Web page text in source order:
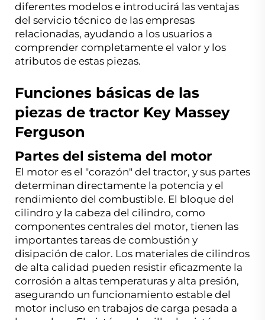
diferentes modelos e introducirá las ventajas
del servicio técnico de las empresas
relacionadas, ayudando a los usuarios a
comprender completamente el valor y los
atributos de estas piezas.
Funciones básicas de las
piezas de tractor Key Massey
Ferguson
Partes del sistema del motor
El motor es el "corazón" del tractor, y sus partes
determinan directamente la potencia y el
rendimiento del combustible. El bloque del
cilindro y la cabeza del cilindro, como
componentes centrales del motor, tienen las
importantes tareas de combustión y
disipación de calor. Los materiales de cilindros
de alta calidad pueden resistir eficazmente la
corrosión a altas temperaturas y alta presión,
asegurando un funcionamiento estable del
motor incluso en trabajos de carga pesada a